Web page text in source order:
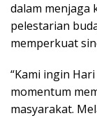
dalam menjaga
pelestarian
memperkuat
“Kami ingin
momentum
masyarakat.